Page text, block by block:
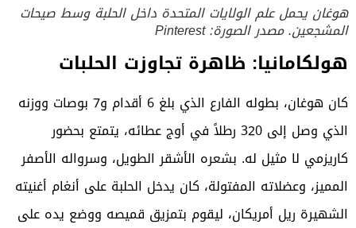
هوغان يحمل علم الولايات المتحدة داخل الحلبة وسط صيحات
المشجعين. مصدر الصورة: Pinterest
هولكامانيا: ظاهرة تجاوزت الحلبات
كان هوغان، بطوله الفارع الذي بلغ 6 أقدام و7 بوصات ووزنه
الذي وصل إلى 320 رطلاً في أوج عطائه، يتمتع بحضور
كاريزمي لا مثيل له. بشعره الأشقر الطويل، وسرواله الأصفر
المميز، وعضلاته المفتولة، كان يدخل الحلبة على أنغام أغنيته
الشهيرة ريل أمريكان، ليقوم بتمزيق قميصه ووضع يده على